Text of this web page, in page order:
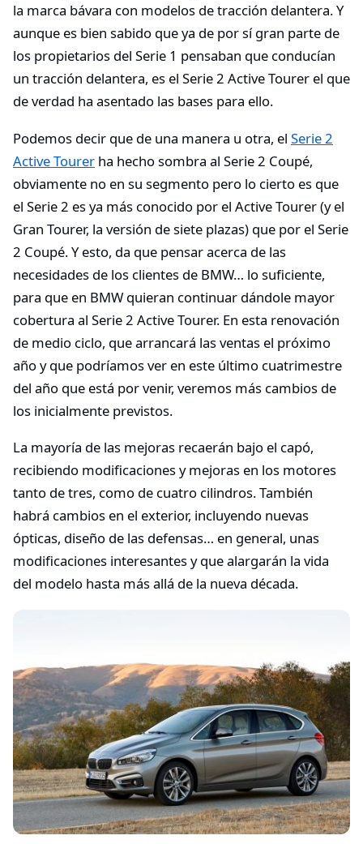
la marca bávara con modelos de tracción delantera. Y
aunque es bien sabido que ya de por sí gran parte de
los propietarios del Serie 1 pensaban que conducían
un tracción delantera, es el Serie 2 Active Tourer el que
de verdad ha asentado las bases para ello.
Podemos decir que de una manera u otra, el Serie 2
Active Tourer ha hecho sombra al Serie 2 Coupé,
obviamente no en su segmento pero lo cierto es que
el Serie 2 es ya más conocido por el Active Tourer (y el
Gran Tourer, la versión de siete plazas) que por el Serie
2 Coupé. Y esto, da que pensar acerca de las
necesidades de los clientes de BMW… lo suficiente,
para que en BMW quieran continuar dándole mayor
cobertura al Serie 2 Active Tourer. En esta renovación
de medio ciclo, que arrancará las ventas el próximo
año y que podríamos ver en este último cuatrimestre
del año que está por venir, veremos más cambios de
los inicialmente previstos.
La mayoría de las mejoras recaerán bajo el capó,
recibiendo modificaciones y mejoras en los motores
tanto de tres, como de cuatro cilindros. También
habrá cambios en el exterior, incluyendo nuevas
ópticas, diseño de las defensas… en general, unas
modificaciones interesantes y que alargarán la vida
del modelo hasta más allá de la nueva década.